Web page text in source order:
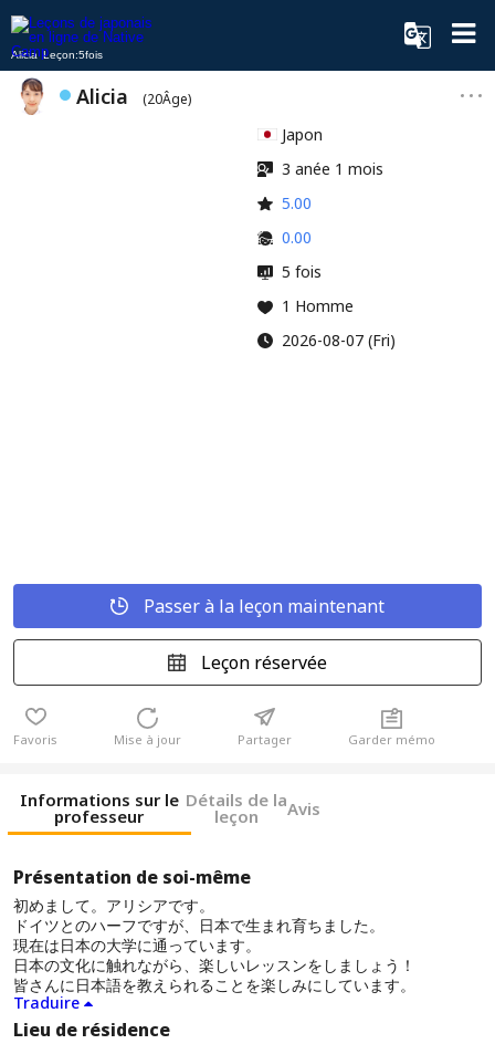
Alicia Leçon:5fois
Alicia (20Âge)
Japon
3 anée 1 mois
5.00
0.00
5 fois
1 Homme
2026-08-07 (Fri)
Passer à la leçon maintenant
Leçon réservée
Favoris Mise à jour Partager Garder mémo
Informations sur le
professeur
Détails de la
leçon Avis
Présentation de soi-même
初めまして。アリシアです。
ドイツとのハーフですが、日本で生まれ育ちました。
現在は日本の大学に通っています。
日本の文化に触れながら、楽しいレッスンをしましょう！
皆さんに日本語を教えられることを楽しみにしています。
Traduire
Lieu de résidence